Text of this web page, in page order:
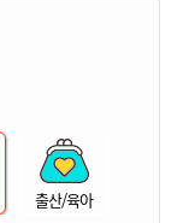
출산/육아